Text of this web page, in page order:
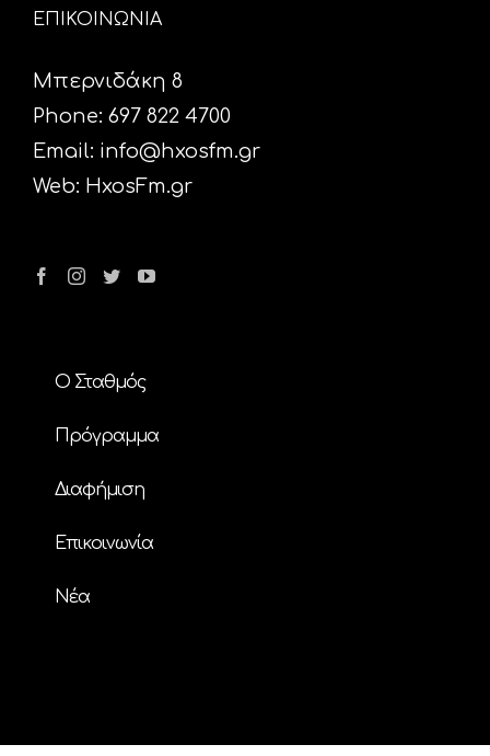
ΕΠΙΚΟΙΝΩΝΙΑ
Μπερνιδάκη 8
Phone: 697 822 4700
Email: info@hxosfm.gr
Web: HxosFm.gr
Ο Σταθμός
Πρόγραμμα
Διαφήμιση
Επικοινωνία
Nέα